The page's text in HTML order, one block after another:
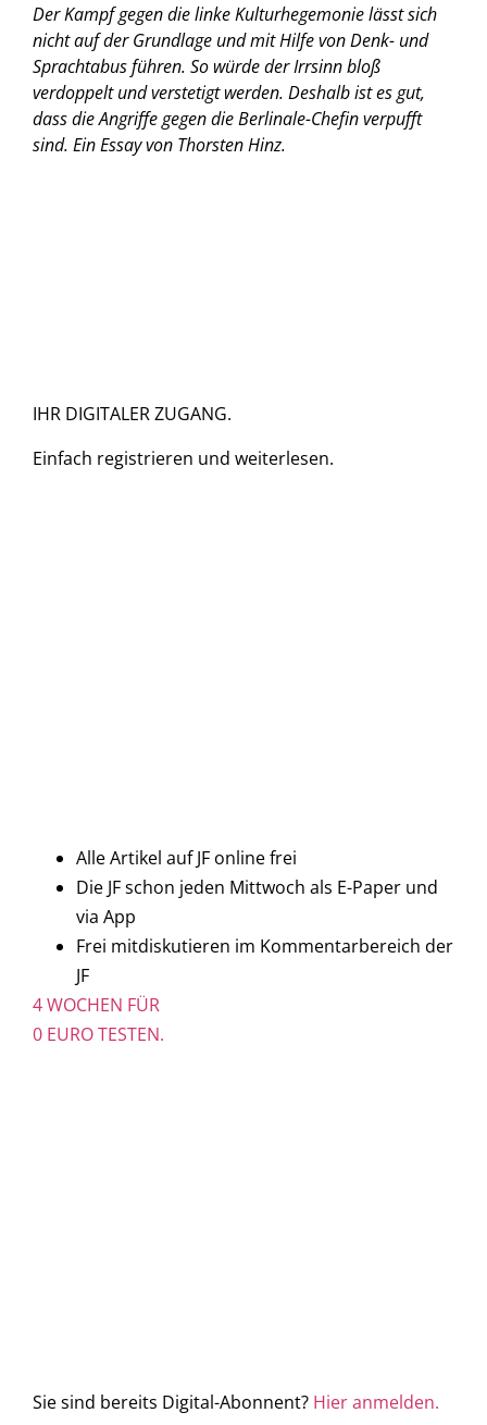
Der Kampf gegen die linke Kulturhegemonie lässt sich
nicht auf der Grundlage und mit Hilfe von Denk- und
Sprachtabus führen. So würde der Irrsinn bloß
verdoppelt und verstetigt werden. Deshalb ist es gut,
dass die Angriffe gegen die Berlinale-Chefin verpufft
sind. Ein Essay von Thorsten Hinz.
IHR DIGITALER ZUGANG.
Einfach registrieren und weiterlesen.
Alle Artikel auf JF online frei
Die JF schon jeden Mittwoch als E-Paper und
via App
Frei mitdiskutieren im Kommentarbereich der
JF
4 WOCHEN FÜR
0 EURO TESTEN.
Sie sind bereits Digital-Abonnent? Hier anmelden.